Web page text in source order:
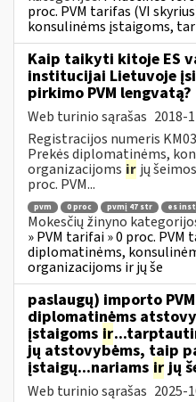
proc. PVM tarifas (VI
konsulinėms įstaigoms,
Kaip taikyti kitoje ES
institucijai Lietuvoje
pirkimo PVM lengvatą?
Web turinio sąrašas 2018-
Registracijos numeris
Prekės diplomatinėms,
organizacijoms ir jų
proc. PVM...
pvm 0 proc pvmį 47 str es
Mokesčių žinyno
» PVM tarifai » 0 proc. PVM
diplomatinėms,
organizacijoms ir jų še
paslaugų) importo
diplomatinėms
įstaigoms ir
jų atstovybėms, taip
įstaigų...nariams irjų
Web turinio sąrašas 2025-